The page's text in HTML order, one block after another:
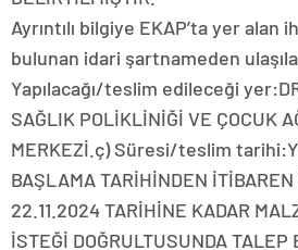
Ayrıntılı bilgiye EKAP’ta yer alan
bulunan idari şartnameden
Yapılacağı/teslim edileceği
SAĞLIK POLİKLİNİĞİ VE ÇOCUK
MERKEZİ.ç) Süresi/teslim
BAŞLAMA TARİHİNDEN
22.11.2024 TARİHİNE KADAR
İSTEĞİ DOĞRULTUSUNDA